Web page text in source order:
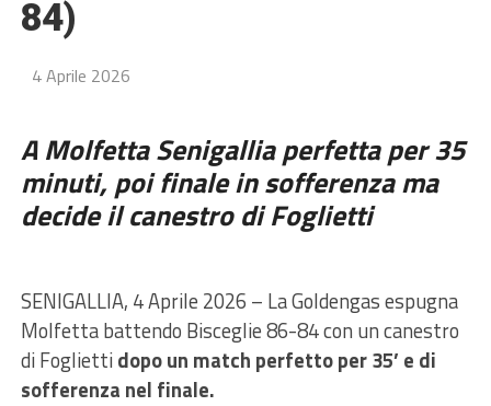
84)
4 Aprile 2026
A Molfetta Senigallia perfetta per 35
minuti, poi finale in sofferenza ma
decide il canestro di Foglietti
SENIGALLIA, 4 Aprile 2026 – La Goldengas espugna
Molfetta battendo Bisceglie 86-84 con un canestro
di Fogliettidopo un match perfetto per 35’ e di
sofferenza nel finale.